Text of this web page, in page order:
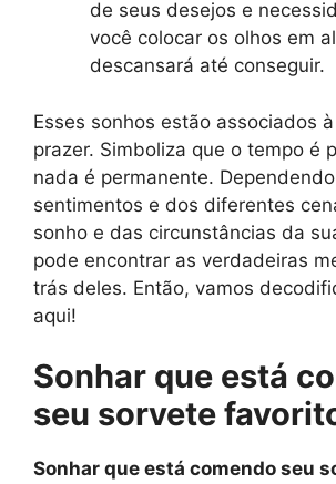
de seus desejos e
você colocar os olhos em
descansará até conseguir.
Esses sonhos estão associados
prazer. Simboliza que o tempo é
nada é permanente.
sentimentos e dos diferentes
sonho e das circunstâncias da
pode encontrar as verdadeiras
trás deles. Então, vamos
aqui!
Sonhar que está
seu sorvete
Sonhar que está comendo seu